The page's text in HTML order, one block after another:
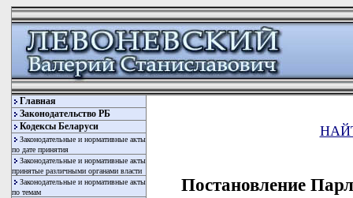
Главная
Законодательство РБ
Кодексы Беларуси
Законодательные и нормативные акты
по дате принятия
Законодательные и нормативные акты
принятые различными органами власти
Законодательные и нормативные акты
по темам
Постановление